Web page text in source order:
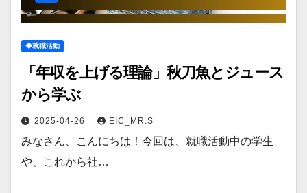
◆就職活動
「年収を上げる理論」秋刀魚とジュース
から学ぶ
2025-04-26 EIC_MR.S
みなさん、こんにちは！今回は、就職活動中の学生
や、これから社…